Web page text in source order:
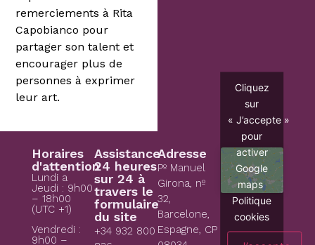
remerciements à Rita
Capobianco pour
partager son talent et
encourager plus de
personnes à exprimer
leur art.
Horaires
d'attention
Lundi a
Jeudi : 9h00
– 18h00
(UTC +1)
Vendredi :
9h00 –
Assistance
24 heures
sur 24 à
travers le
formulaire
du site
+34 932 800
Adresse
Pº Manuel
Girona, nº
32,
Barcelone,
Espagne, CP
Cliquez
sur
« J’accepte »
pour
activer
Google
maps
Politique
cookies